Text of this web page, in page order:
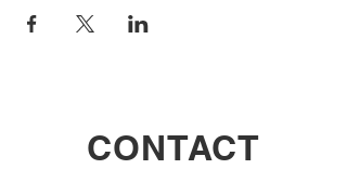
CONTACT